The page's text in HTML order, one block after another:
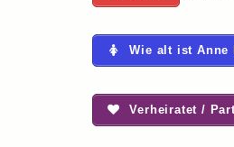
Wie alt ist Anne
Verheiratet /